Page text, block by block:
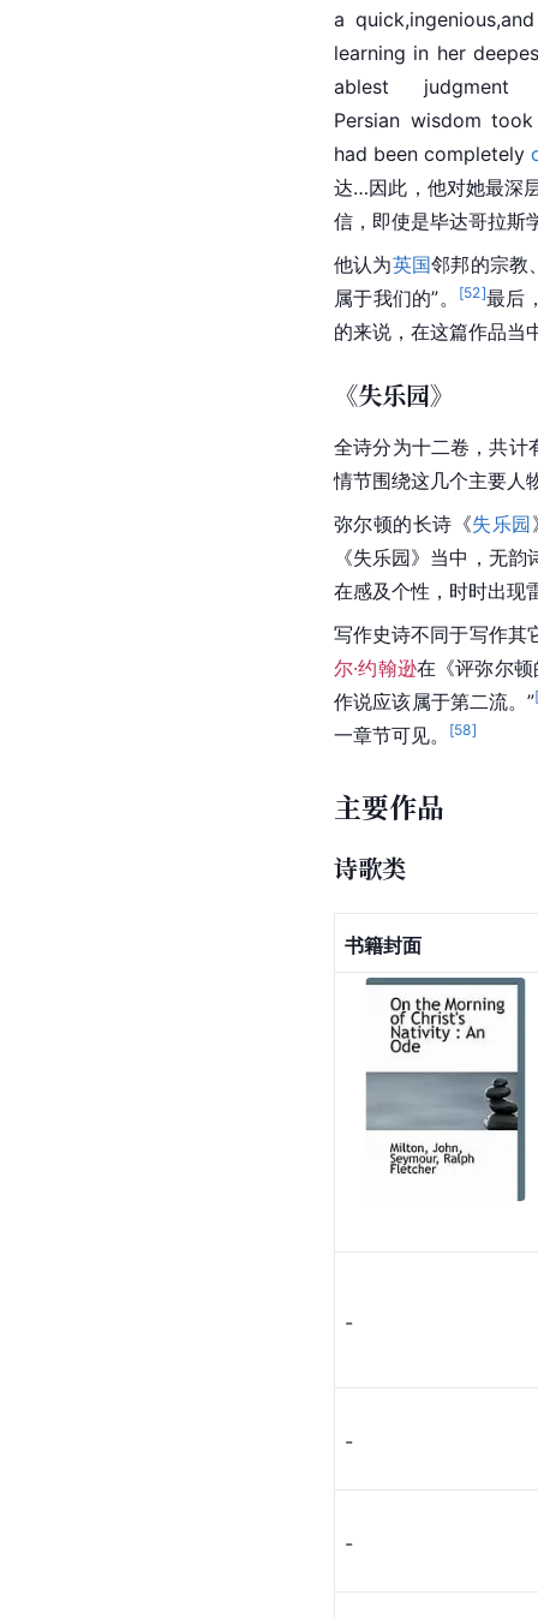
a
learning in her
ablest
Persian wisdom
had been completely
达…因此，他对她最深
信，即使是毕达哥拉斯
他认为英国邻邦的宗教
属于我们的”。
[52]最后
的来说，在这篇作品当
《失乐园》
全诗分为十二卷，共计
情节围绕这几个主要人
弥尔顿的长诗《失乐园
《失乐园》当中，无
在感及个性，时时出现
写作史诗不同于写作其
尔·约翰逊在《评弥尔
作说应该属于第二流。”
一章节可见。 [58]
主要作品
诗歌类
书籍封面
-
-
-